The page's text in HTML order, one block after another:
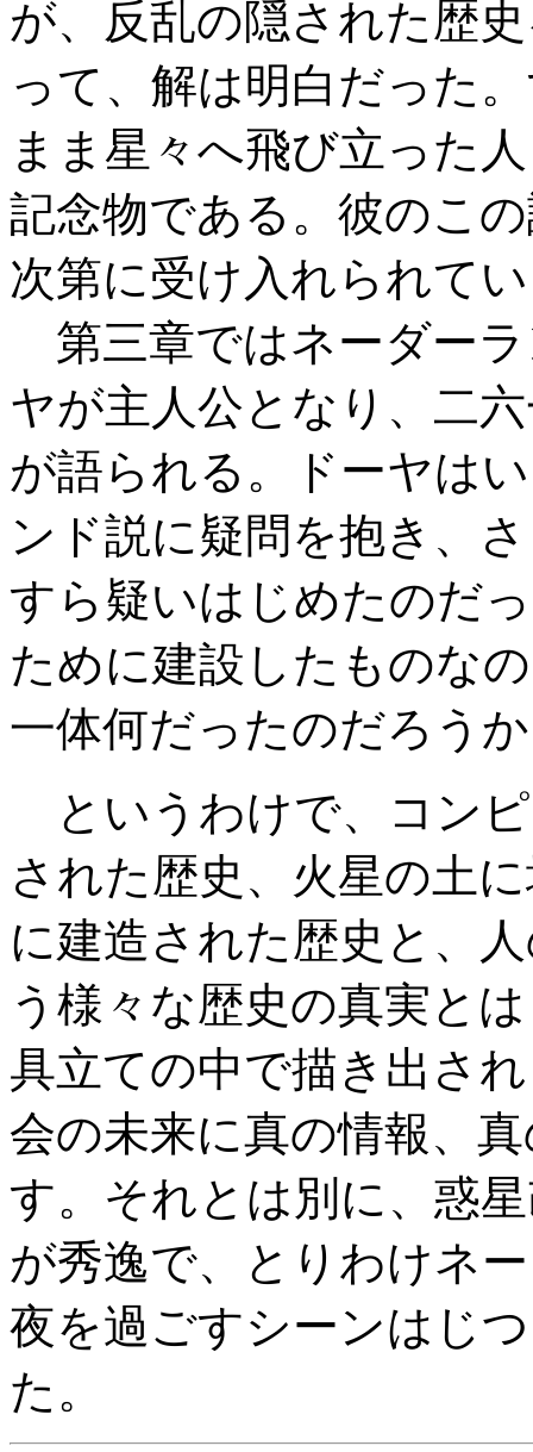
が、反乱の隠された歴
って、解は明白だった
まま星々へ飛び立った
記念物である。彼のこ
次第に受け入れられて
第三章ではネーダー
ヤが主人公となり、二
が語られる。ドーヤは
ンド説に疑問を抱き、
すら疑いはじめたのだ
ために建設したものな
一体何だったのだろう
というわけで、コン
された歴史、火星の土
に建造された歴史と、
う様々な歴史の真実と
具立ての中で描き出さ
会の未来に真の情報、
す。それとは別に、惑
が秀逸で、とりわけネ
夜を過ごすシーンはじ
た。